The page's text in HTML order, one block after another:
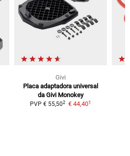
Givi
Placa adaptadora universal
da Givi Monokey
PVP € 55,502 € 44,401